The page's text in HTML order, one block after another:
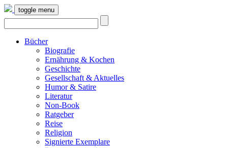
toggle menu
Bücher
Biografie
Ernährung & Kochen
Geschichte
Gesellschaft & Aktuelles
Humor & Satire
Literatur
Non-Book
Ratgeber
Reise
Religion
Signierte Exemplare